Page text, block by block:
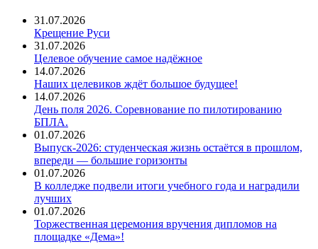
31.07.2026
Крещение Руси
31.07.2026
Целевое обучение самое надёжное
14.07.2026
Наших целевиков ждёт большое будущее!
14.07.2026
День поля 2026. Соревнование по пилотированию
БПЛА.
01.07.2026
Выпуск-2026: студенческая жизнь остаётся в прошлом,
впереди — большие горизонты
01.07.2026
В колледже подвели итоги учебного года и наградили
лучших
01.07.2026
Торжественная церемония вручения дипломов на
площадке «Дема»!